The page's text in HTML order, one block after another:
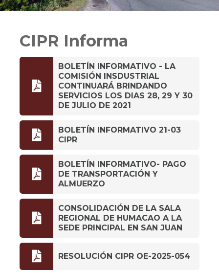
CIPR Informa

BOLETÍN INFORMATIVO - LA
COMISIÓN INSDUSTRIAL
CONTINUARÁ BRINDANDO
SERVICIOS​ LOS DIAS 28, 29 Y 30
DE JULIO DE 2021

BOLETÍN INFORMATIVO 21-03
CIPR

BOLETÍN INFORMATIVO- PAGO
DE TRANSPORTACIÓN Y
ALMUERZO

CONSOLIDACIÓN DE LA SALA
REGIONAL DE HUMACAO A LA
SEDE PRINCIPAL EN SAN JUAN​​
 RESOLUCIÓN CIPR OE-2025-054